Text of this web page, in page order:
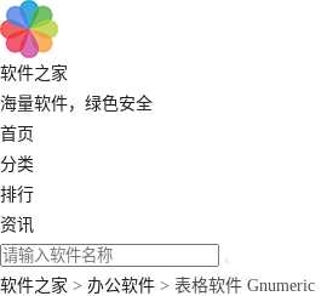
软件之家
海量软件，绿色安全
首页
分类
排行
资讯
软件之家 > 办公软件 > 表格软件 Gnumeric